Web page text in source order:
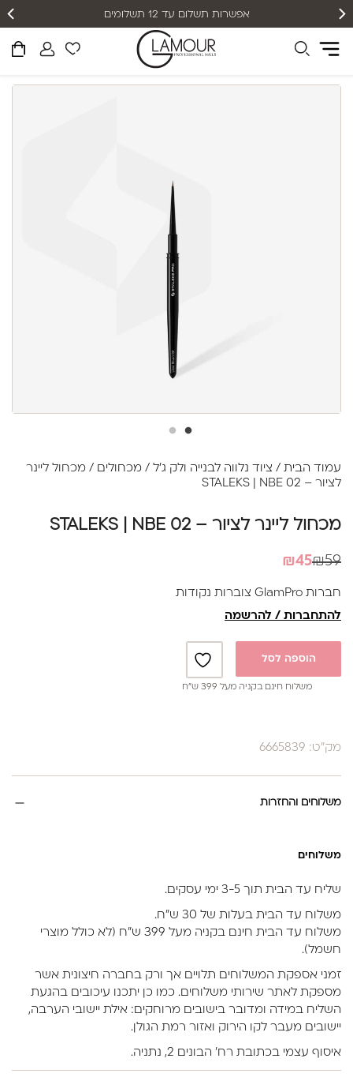
אפשרות תשלום עד 12 תשלומים
עמוד הבית / ציוד נלווה לבנייה ולק ג׳ל / מכחולים / מכחול ליינר
לציור – STALEKS | NBE 02
מכחול ליינר לציור – STALEKS | NBE 02
₪59
המחיר
היה:
₪59.
₪45
המחיר
הוא:
₪45.
חברות GlamPro צוברות נקודות
להתחברות / להרשמה
הוספה לסל
משלוח חינם בקניה מעל 399 ש”ח
מק"ט: 6665839
משלוחים והחזרות
משלוחים
שליח עד הבית תוך 3-5 ימי עסקים.
משלוח עד הבית בעלות של 30 ש״ח.
משלוח עד הבית חינם בקניה מעל 399 ש״ח (לא כולל מוצרי
חשמל).
זמני אספקת המשלוחים תלויים אך ורק בחברה חיצונית אשר
מספקת לאתר שירותי משלוחים. כמו כן יתכנו עיכובים בהגעת
השליח במידה ומדובר בישובים מרוחקים: אילת יישובי הערבה,
יישובים מעבר לקו הירוק ואזור רמת הגולן.
איסוף עצמי בכתובת רח’ הבונים 2, נתניה.